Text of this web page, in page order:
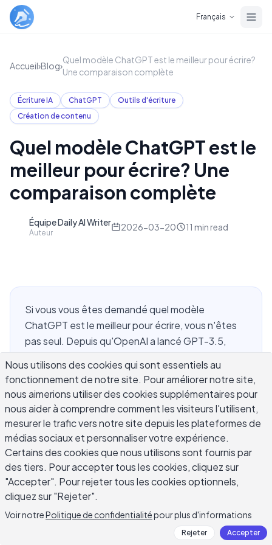
Français
Accueil›Blog›
Quel modèle ChatGPT est le meilleur pour écrire?
Une comparaison complète
Écriture IA ChatGPT
Outils d'écriture
Création de contenu
Quel modèle ChatGPT est le
meilleur pour écrire? Une
comparaison complète
Équipe Daily AI Writer
Auteur
2026-03-20 11 min read
Si vous vous êtes demandé quel modèle
ChatGPT est le meilleur pour écrire, vous n'êtes
pas seul. Depuis qu'OpenAI a lancé GPT-3.5,
raisonnement, les écrivains font face à un
véritable choix : quel modèle produit une meilleure
prose, gère les briefs créatifs et maintient un ton
cohérent? La réponse dépend de votre tâche,
mais pour la plupart des besoins d'écriture
quotidiens, GPT-4o est le favori clair. Ce guide
compare chaque modèle ChatGPT dans des
scénarios d'écriture réels pour que vous puissiez
choisir le bon outil et cesser de vous interroger sur
votre configuration.
Nous utilisons des cookies qui sont essentiels au
fonctionnement de notre site. Pour améliorer notre site,
nous aimerions utiliser des cookies supplémentaires pour
nous aider à comprendre comment les visiteurs l'utilisent,
mesurer le trafic vers notre site depuis les plateformes de
médias sociaux et personnaliser votre expérience.
Certains des cookies que nous utilisons sont fournis par
des tiers. Pour accepter tous les cookies, cliquez sur
"Accepter". Pour rejeter tous les cookies optionnels,
cliquez sur "Rejeter".
Voir notrePolitique de confidentialitépour plus d'informations
Rejeter Accepter